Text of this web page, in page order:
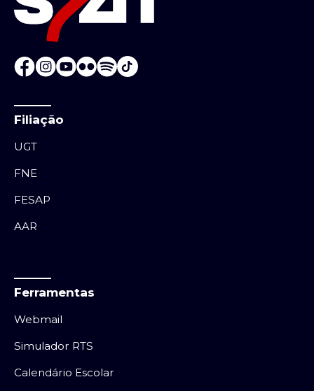
Filiação
UGT
FNE
FESAP
AAR
Ferramentas
Webmail
Simulador RTS
Calendário Escolar